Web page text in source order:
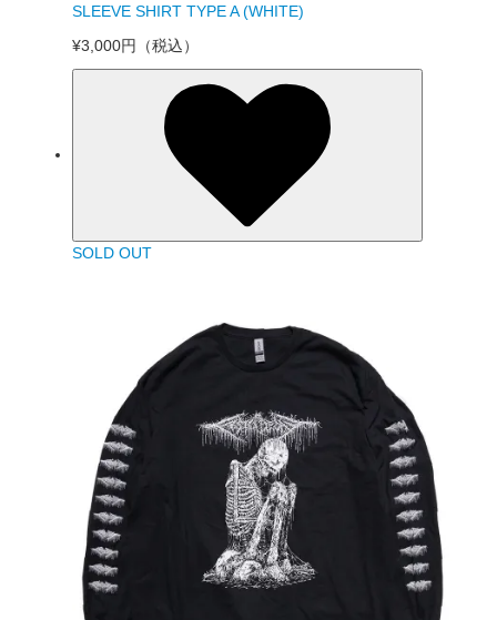
SLEEVE SHIRT TYPE A (WHITE)
¥3,000円
（税込）
SOLD OUT